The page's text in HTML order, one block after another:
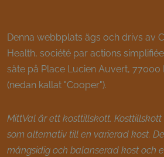
Denna webbplats ägs och drivs av
Health, société par actions
säte på Place Lucien Auvert, 77000
(nedan kallat "Cooper").
MittVal är ett kosttillskott.
som alternativ till en varierad kost.
mångsidig och balanserad kost och